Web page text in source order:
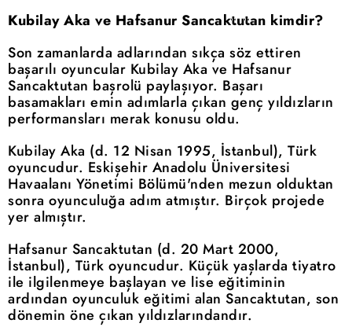
Kubilay Aka ve Hafsanur Sancaktutan kimdir?
Son zamanlarda adlarından sıkça söz ettiren
başarılı oyuncular Kubilay Aka ve Hafsanur
Sancaktutan başrolü paylaşıyor. Başarı
basamakları emin adımlarla çıkan genç yıldızların
performansları merak konusu oldu.
Kubilay Aka (d. 12 Nisan 1995, İstanbul), Türk
oyuncudur. Eskişehir Anadolu Üniversitesi
Havaalanı Yönetimi Bölümü'nden mezun olduktan
sonra oyunculuğa adım atmıştır. Birçok projede
yer almıştır.
Hafsanur Sancaktutan (d. 20 Mart 2000,
İstanbul), Türk oyuncudur. Küçük yaşlarda tiyatro
ile ilgilenmeye başlayan ve lise eğitiminin
ardından oyunculuk eğitimi alan Sancaktutan, son
dönemin öne çıkan yıldızlarındandır.